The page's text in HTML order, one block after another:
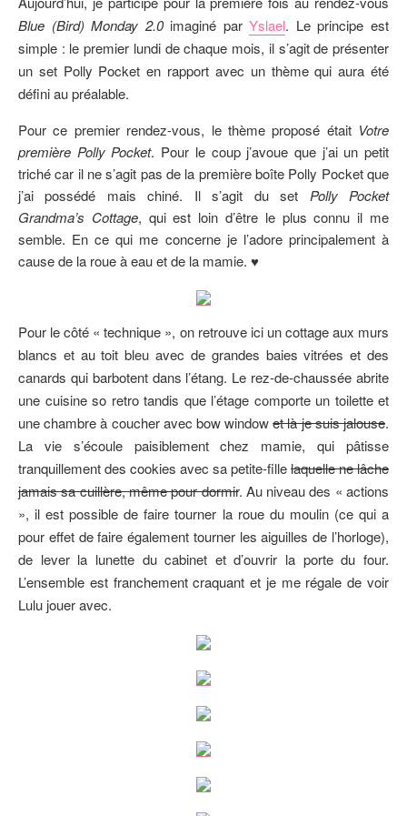
S
H
E
A
E
D
I
D
T
Blue (Bird) Monday 2.0imaginé parYslael. Le principe est
simple : le premier lundi de chaque mois, il s’agit de présenter
un set Polly Pocket en rapport avec un thème qui aura été
défini au préalable.
Pour ce premier rendez-vous, le thème proposé était Votre
première Polly Pocket. Pour le coup j’avoue que j’ai un petit
triché car il ne s’agit pas de la première boîte Polly Pocket que
j’ai possédé mais chiné. Il s’agit du set Polly Pocket
Grandma’s Cottage, qui est loin d’être le plus connu il me
semble. En ce qui me concerne je l’adore principalement à
cause de la roue à eau et de la mamie. ♥
Pour le côté « technique », on retrouve ici un cottage aux murs
blancs et au toit bleu avec de grandes baies vitrées et des
canards qui barbotent dans l’étang. Le rez-de-chaussée abrite
une cuisine so retro tandis que l’étage comporte un toilette et
une chambre à coucher avec bow windowet là je suis jalouse.
La vie s’écoule paisiblement chez mamie, qui pâtisse
tranquillement des cookies avec sa petite-fillelaquelle ne lâche
jamais sa cuillère, même pour dormir. Au niveau des « actions
», il est possible de faire tourner la roue du moulin (ce qui a
pour effet de faire également tourner les aiguilles de l’horloge),
de lever la lunette du cabinet et d’ouvrir la porte du four.
L’ensemble est franchement craquant et je me régale de voir
Lulu jouer avec.